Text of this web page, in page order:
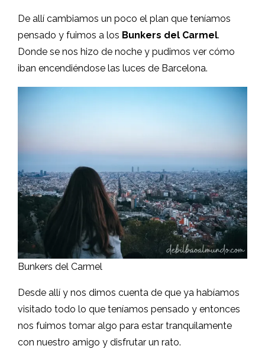
De allí cambiamos un poco el plan que teníamos
pensado y fuimos a los Bunkers del Carmel.
Donde se nos hizo de noche y pudimos ver cómo
iban encendiéndose las luces de Barcelona.
Bunkers del Carmel
Desde allí y nos dimos cuenta de que ya habíamos
visitado todo lo que teníamos pensado y entonces
nos fuimos tomar algo para estar tranquilamente
con nuestro amigo y disfrutar un rato.